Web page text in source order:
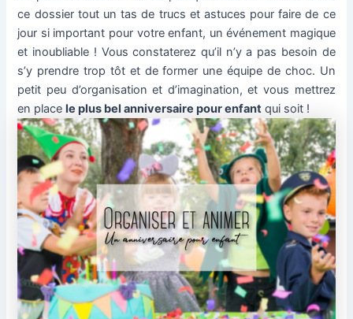
ce dossier tout un tas de trucs et astuces pour faire de ce
jour si important pour votre enfant, un événement magique
et inoubliable ! Vous constaterez qu’il n’y a pas besoin de
s’y prendre trop tôt et de former une équipe de choc. Un
petit peu d’organisation et d’imagination, et vous mettrez
en place le plus bel anniversaire pour enfant qui soit !